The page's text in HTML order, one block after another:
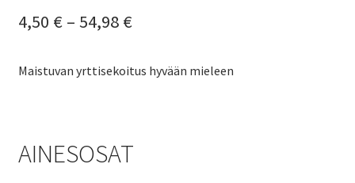
4,50 € – 54,98 €Hintaluokka:
-
Maistuvan yrttisekoitus hyvään mieleen
AINESOSAT